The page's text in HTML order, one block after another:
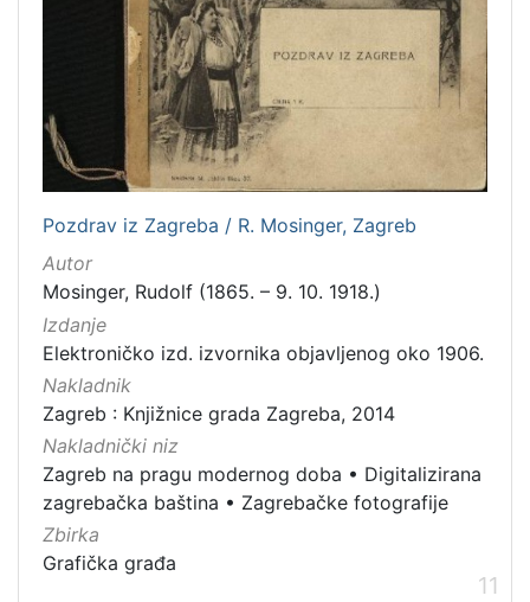
Pozdrav iz Zagreba / R. Mosinger, Zagreb
Autor
Mosinger, Rudolf (1865. – 9. 10. 1918.)
Izdanje
Elektroničko izd. izvornika objavljenog oko 1906.
Nakladnik
Zagreb : Knjižnice grada Zagreba, 2014
Nakladnički niz
Zagreb na pragu modernog doba • Digitalizirana
zagrebačka baština • Zagrebačke fotografije
Zbirka
Grafička građa
11